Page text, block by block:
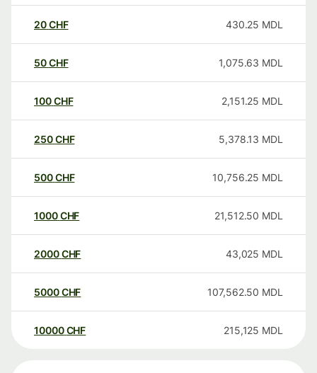
20CHF 430.25 MDL
50CHF 1,075.63 MDL
100CHF 2,151.25 MDL
250CHF 5,378.13 MDL
500CHF 10,756.25 MDL
1000CHF 21,512.50 MDL
2000CHF 43,025 MDL
5000CHF 107,562.50 MDL
10000 CHF 215,125 MDL